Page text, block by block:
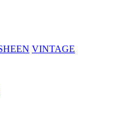
VINTAGE